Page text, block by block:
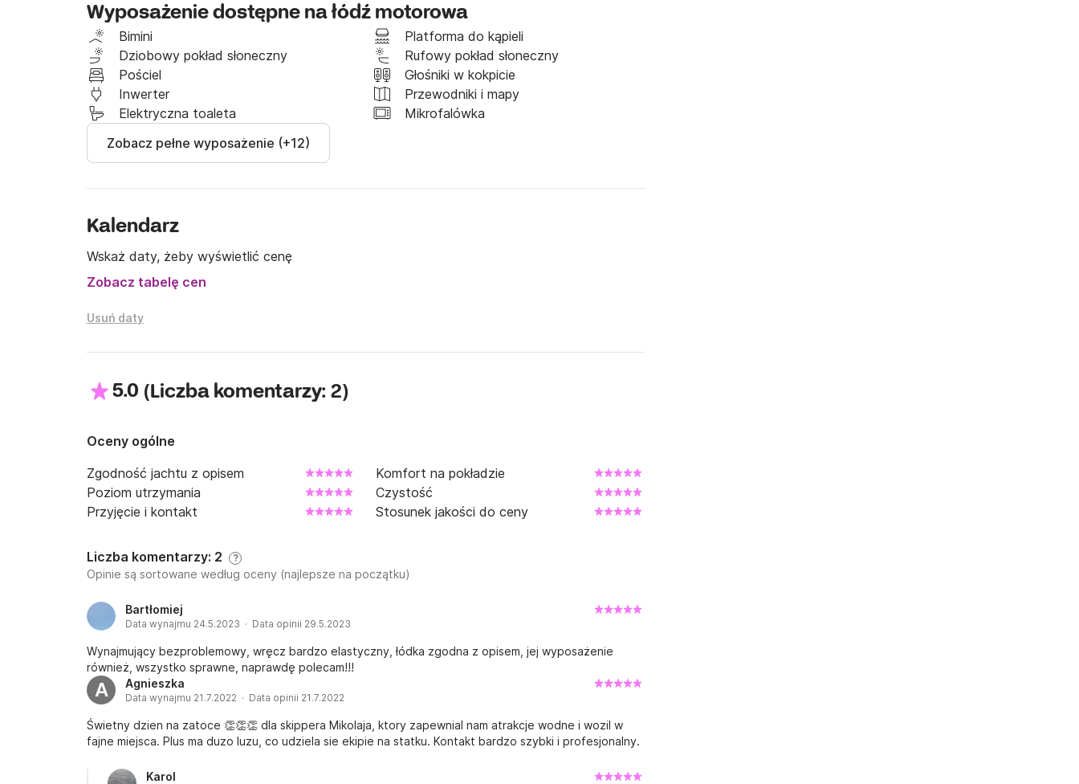
Zdobyte doświadczenie pozwala nam świadczyć usługi na wysokim poziomie.
Zaproponujemy trasę do warunków atmosferycznych i Twoich umiejętności, przeszkolimy z
obsługi radia VHF, obsługi jachtu i cumowania.
Dopasujemy się z godzinami wydań i odbioru łodzi.
Nasz jacht zawsze otrzymasz idealnie czysty sprzątany przed każdym wynajmem.
Wyposażenie dostępne na łódź motorowa
Bimini
Platforma do kąpieli
Dziobowy pokład słoneczny
Rufowy pokład słoneczny
Pościel
Głośniki w kokpicie
Inwerter
Przewodniki i mapy
Elektryczna toaleta
Mikrofalówka
Zobacz pełne wyposażenie (+12)
Kalendarz
Wskaż daty, żeby wyświetlić cenę
Zobacz tabelę cen
Usuń daty
5.0 (Liczba komentarzy: 2)
Oceny ogólne
Zgodność jachtu z opisem
Komfort na pokładzie
Poziom utrzymania
Czystość
Przyjęcie i kontakt
Stosunek jakości do ceny
Liczba komentarzy: 2 ?
Opinie są sortowane według oceny (najlepsze na początku)
Bartłomiej
Data wynajmu 24.5.2023 · Data opinii 29.5.2023
Wynajmujący bezproblemowy, wręcz bardzo elastyczny, łódka zgodna z opisem, jej wyposażenie
również, wszystko sprawne, naprawdę polecam!!!
A Agnieszka
Data wynajmu 21.7.2022 · Data opinii 21.7.2022
Świetny dzien na zatoce 👏👏👏 dla skippera Mikolaja, ktory zapewnial nam atrakcje wodne i wozil w
fajne miejsca. Plus ma duzo luzu, co udziela sie ekipie na statku. Kontakt bardzo szybki i profesjonalny.
Karol